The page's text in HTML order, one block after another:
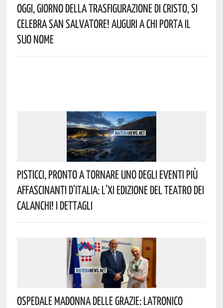
Oggi, Giorno Della Trasfigurazione Di Cristo, Si
Celebra San Salvatore! Auguri A Chi Porta Il
Suo Nome
Pisticci, Pronto A Tornare Uno Degli Eventi Più
Affascinanti D’Italia: L’XI Edizione Del Teatro Dei
Calanchi! I Dettagli
Ospedale Madonna Delle Grazie: Latronico